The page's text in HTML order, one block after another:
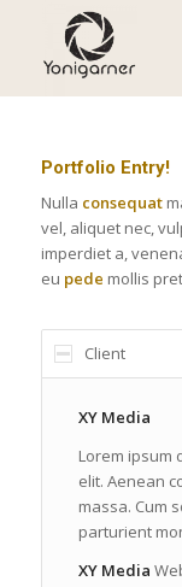
Portfolio Entry!
Nulla consequat
vel, aliquet nec,
imperdiet a,
eu pede mollis
Client
XY Media
Lorem ipsum
elit. Aenean
massa. Cum
parturient
XY Media